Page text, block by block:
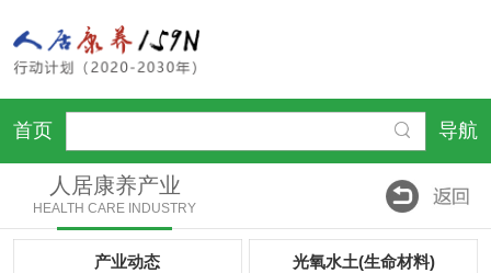
首页 导航
人居康养产业
HEALTH CARE INDUSTRY
产业动态 光氧水土(生命材料)